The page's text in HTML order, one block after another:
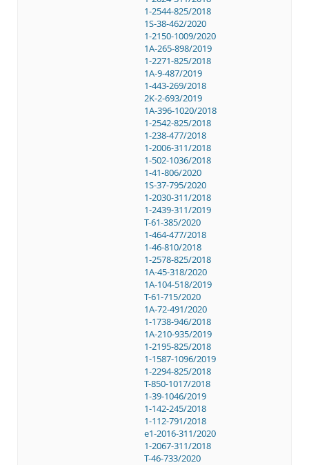
1-2544-825/2018
1S-38-462/2020
1-2150-1009/2020
1A-265-898/2019
1-2271-825/2018
1A-9-487/2019
1-443-269/2018
2K-2-693/2019
1A-396-1020/2018
1-2542-825/2018
1-238-477/2018
1-2006-311/2018
1-502-1036/2018
1-41-806/2020
1S-37-795/2020
1-2030-311/2018
1-2439-311/2019
T-61-385/2020
1-464-477/2018
1-46-810/2018
1-2578-825/2018
1A-45-318/2020
1A-104-518/2019
T-61-715/2020
1A-72-491/2020
1-1738-946/2018
1A-210-935/2019
1-2195-825/2018
1-1587-1096/2019
1-2294-825/2018
T-850-1017/2018
1-39-1046/2019
1-142-245/2018
1-112-791/2018
e1-2016-311/2020
1-2067-311/2018
T-46-733/2020